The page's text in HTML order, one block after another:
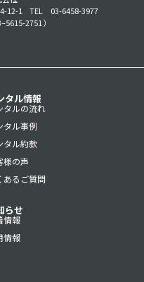
12-1
TEL 03-6458-3977
2751 ）
タル情報
タルの流れ
タル事例
タル約款
様の声
あるご質問
らせ
情報
情報